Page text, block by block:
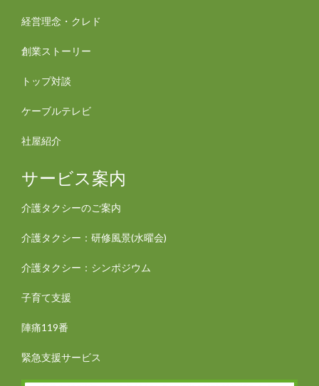
経営理念・クレド
創業ストーリー
トップ対談
ケーブルテレビ
社屋紹介
サービス案内
介護タクシーのご案内
介護タクシー：研修風景(水曜会)
介護タクシー：シンポジウム
子育て支援
陣痛119番
緊急支援サービス